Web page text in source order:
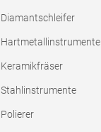
Diamantschleifer
Hartmetallinstrumente
Keramikfräser
Stahlinstrumente
Polierer